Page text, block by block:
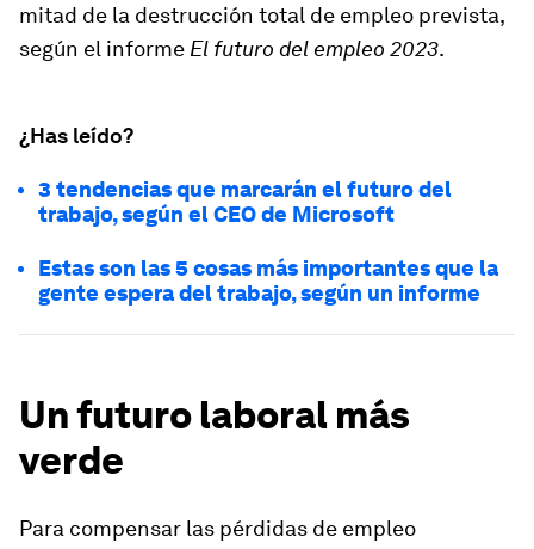
mitad de la destrucción total de empleo prevista,
según el informe El futuro del empleo 2023.
¿Has leído?
3 tendencias que marcarán el futuro del
trabajo, según el CEO de Microsoft
Estas son las 5 cosas más importantes que la
gente espera del trabajo, según un informe
Un futuro laboral más
verde
Para compensar las pérdidas de empleo